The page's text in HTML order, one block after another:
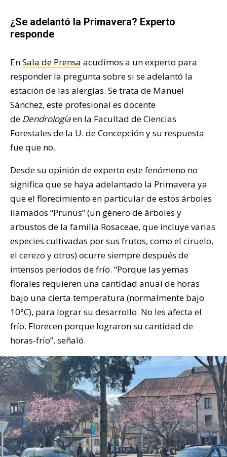
¿Se adelantó la Primavera? Experto
responde
EnSala de Prensa acudimos a un experto para
responder la pregunta sobre si se adelantó la
estación de las alergias. Se trata de Manuel
Sánchez, este profesional es docente
de Dendrologíaen la Facultad de Ciencias
Forestales de la U. de Concepción y su respuesta
fue que no.
Desde su opinión de experto este fenómeno no
significa que se haya adelantado la Primavera ya
que el florecimiento en particular de estos árboles
llamados “Prunus” (un género de árboles y
arbustos de la familia Rosaceae, que incluye varias
especies cultivadas por sus frutos, como el ciruelo,
el cerezo y otros) ocurre siempre después de
intensos períodos de frío. “Porque las yemas
florales requieren una cantidad anual de horas
bajo una cierta temperatura (normalmente bajo
10°C), para lograr su desarrollo. No les afecta el
frío. Florecen porque lograron su cantidad de
horas-frío”, señaló.